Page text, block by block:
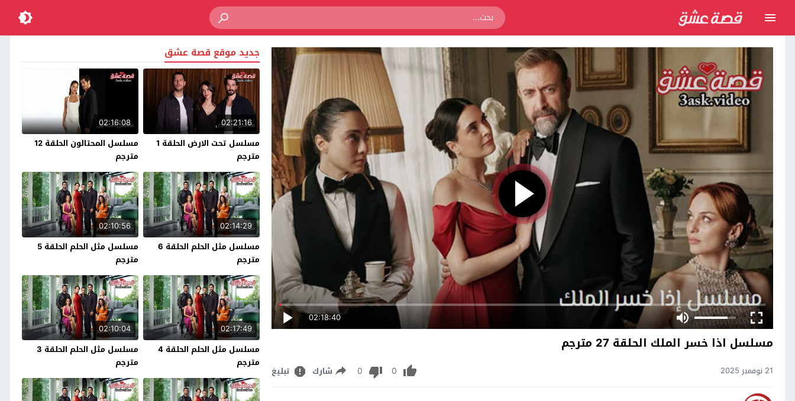
02:18:40
مسلسل اذا خسر الملك الحلقة 27 مترجم
21 نوفمبر 2025 0
0 شارك تبليغ
جديد موقع قصة عشق
02:21:16
مسلسل تحت الارض الحلقة 1
مترجم
02:16:08
مسلسل المحتالون الحلقة 12
مترجم
02:14:29
مسلسل مثل الحلم الحلقة 6
مترجم
02:10:56
مسلسل مثل الحلم الحلقة 5
مترجم
02:17:49
مسلسل مثل الحلم الحلقة 4
مترجم
02:10:04
مسلسل مثل الحلم الحلقة 3
مترجم